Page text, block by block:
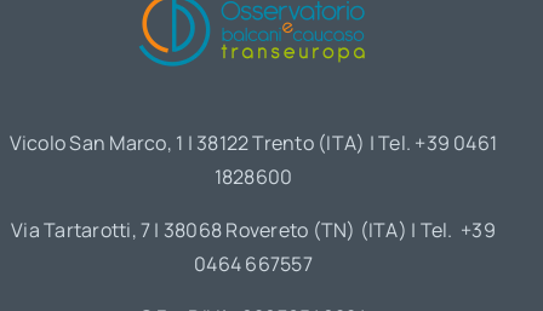
Vicolo San Marco, 1 | 38122 Trento (ITA) | Tel. +39 0461
1828600
Via Tartarotti, 7 | 38068 Rovereto (TN) (ITA) | Tel. +39
0464 667557